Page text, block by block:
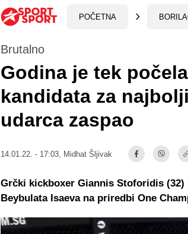
POČETNA
Brutalno
Godina je tek
kandidata za
udarca zaspao
14.01.22. - 17:03, Midhat Šljivak
Grčki kickboxer Giannis Stoforidis
Beybulata Isaeva na priredbi One